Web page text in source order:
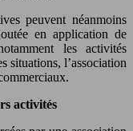
peuvent néanmoins
en application de
les activités
situations, l’association
activités